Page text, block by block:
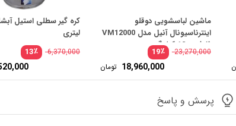
9,750,000 تومان
بود.
قیمت
فعلی:
8,640,000 تومان.
ماشین لباسشویی دوقلو
اینترناسیونال آنیل مدل VM12000
ظرفیت 12 کیلوگرم
٪19 23,270,000
قیمت
اصلی:
23,270,000 تومان
18,960,000 تومان
قیمت
فعلی:
لیتری
٪13 6,370,000
پرسش و پاسخ